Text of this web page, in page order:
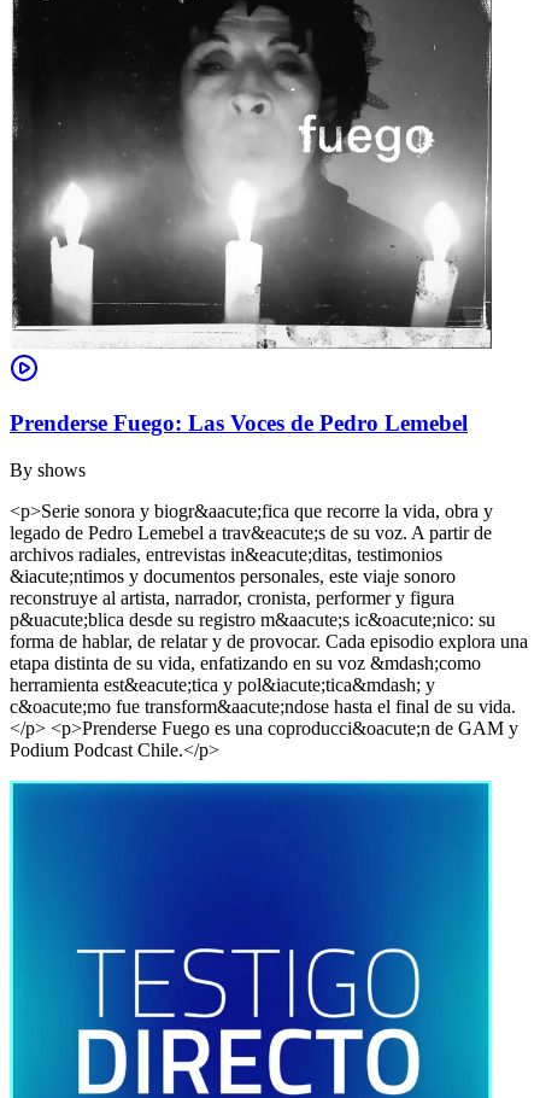
Prenderse Fuego: Las Voces de Pedro Lemebel
By shows
<p>Serie sonora y biogr&aacute;fica que recorre la vida, obra y
legado de Pedro Lemebel a trav&eacute;s de su voz. A partir de
archivos radiales, entrevistas in&eacute;ditas, testimonios
&iacute;ntimos y documentos personales, este viaje sonoro
reconstruye al artista, narrador, cronista, performer y figura
p&uacute;blica desde su registro m&aacute;s ic&oacute;nico: su
forma de hablar, de relatar y de provocar. Cada episodio explora una
etapa distinta de su vida, enfatizando en su voz &mdash;como
herramienta est&eacute;tica y pol&iacute;tica&mdash; y
c&oacute;mo fue transform&aacute;ndose hasta el final de su vida.
</p> <p>Prenderse Fuego es una coproducci&oacute;n de GAM y
Podium Podcast Chile.</p>